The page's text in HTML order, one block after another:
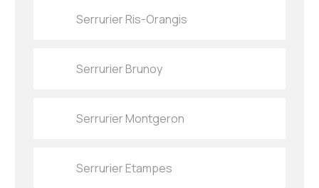
Serrurier Ris-Orangis
Serrurier Brunoy
Serrurier Montgeron
Serrurier Etampes